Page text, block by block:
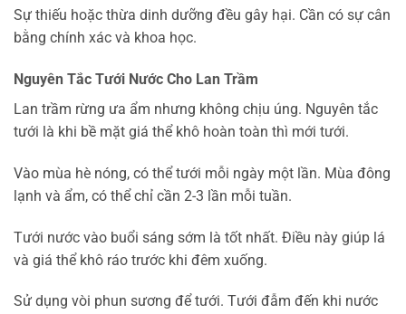
Sự thiếu hoặc thừa dinh dưỡng đều gây hại. Cần có sự cân
bằng chính xác và khoa học.
Nguyên Tắc Tưới Nước Cho Lan Trầm
Lan trầm rừng ưa ẩm nhưng không chịu úng. Nguyên tắc
tưới là khi bề mặt giá thể khô hoàn toàn thì mới tưới.
Vào mùa hè nóng, có thể tưới mỗi ngày một lần. Mùa đông
lạnh và ẩm, có thể chỉ cần 2-3 lần mỗi tuần.
Tưới nước vào buổi sáng sớm là tốt nhất. Điều này giúp lá
và giá thể khô ráo trước khi đêm xuống.
Sử dụng vòi phun sương để tưới. Tưới đẫm đến khi nước